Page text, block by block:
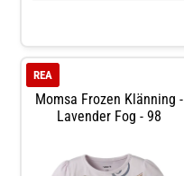
broderade jordgubbar som ger
Momsa Frozen Klänning -
Lavender Fog - 98
REA